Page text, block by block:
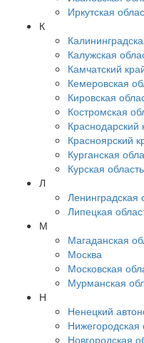
Иркутская
К
Калужская
Камчатский
Кемеровская
Кировская
Костромская
Краснодарский
Красноярский
Курганская
Курская область
Л
Ленинградская
Липецкая
М
Магаданская
Москва
Московская
Мурманская
Н
Ненецкий
Нижегородская
Новгородская